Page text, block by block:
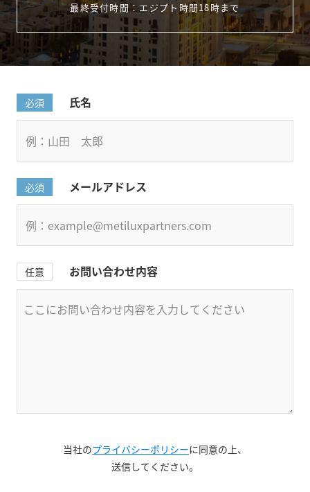
最終受付時間：エジプト時間18時まで
必須 氏名
必須 メールアドレス
任意 お問い合わせ内容
当社のプライバシーポリシーに同意の上、
送信してください。